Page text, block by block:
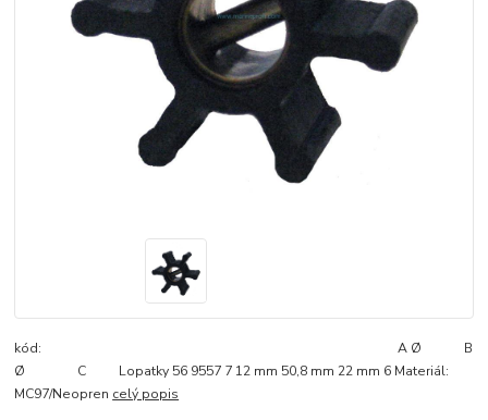
kód: A Ø B
Ø C Lopatky 56 9557 7 12 mm 50,8 mm 22 mm 6 Materiál:
MC97/Neopren celý popis